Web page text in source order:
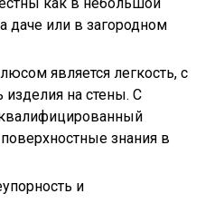
даче или в загородном
является легкость, с
на стены. С
знания в
и